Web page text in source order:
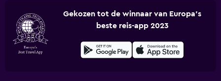
Gekozen tot de winnaar van Europa's
beste reis-app 2023